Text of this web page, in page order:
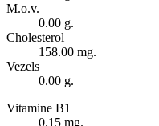
M.o.v.
0.00 g.
Cholesterol
158.00 mg.
Vezels
0.00 g.
Vitamine B1
0.15 mg.